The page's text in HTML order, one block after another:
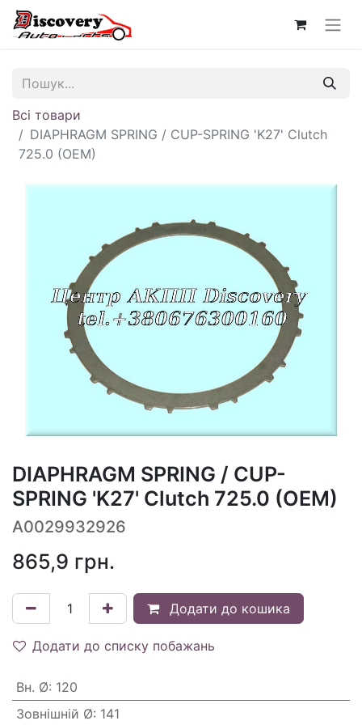
Всі товари
DIAPHRAGM SPRING / CUP-SPRING 'K27' Clutch
725.0 (OEM)
DIAPHRAGM SPRING / CUP-
SPRING 'K27' Clutch 725.0 (OEM)
A0029932926
865,9 грн.
Додати до кошика
Додати до списку побажань
Вн. Ø: 120
Зовнішній Ø: 141